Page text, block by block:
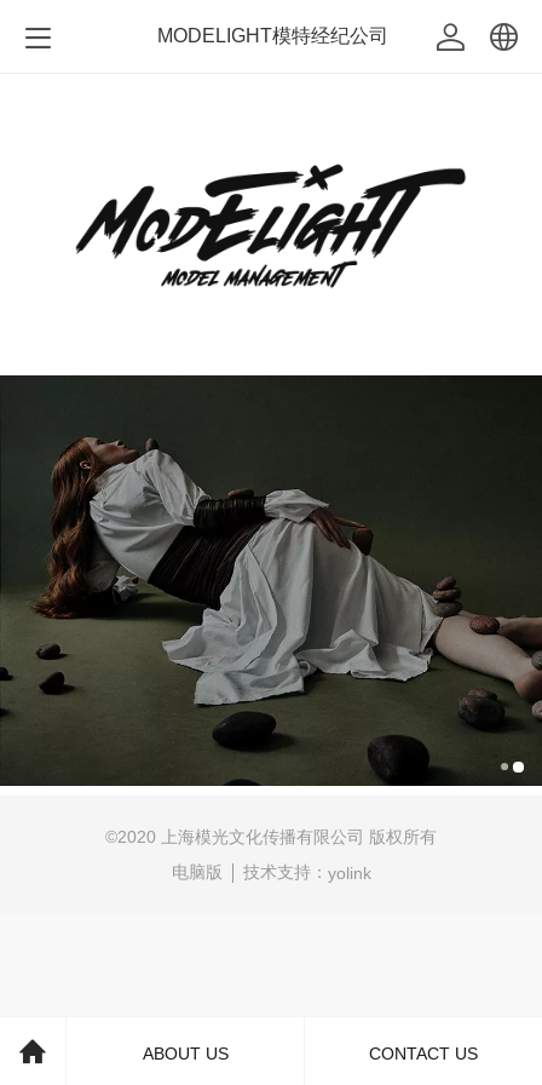
MODELIGHT模特经纪公司
English
©2020 上海模光文化传播有限公司 版权所有
电脑版
技术支持： yolink
ABOUT US CONTACT US